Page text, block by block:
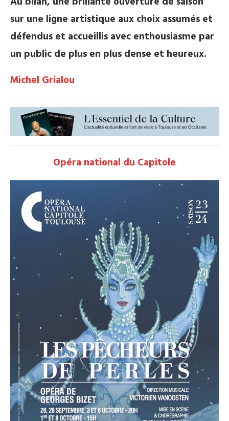
sur une ligne artistique aux choix assumés et
défendus et accueillis avec enthousiasme par
un public de plus en plus dense et heureux.
Michel Grialou
Opéra national du Capitole